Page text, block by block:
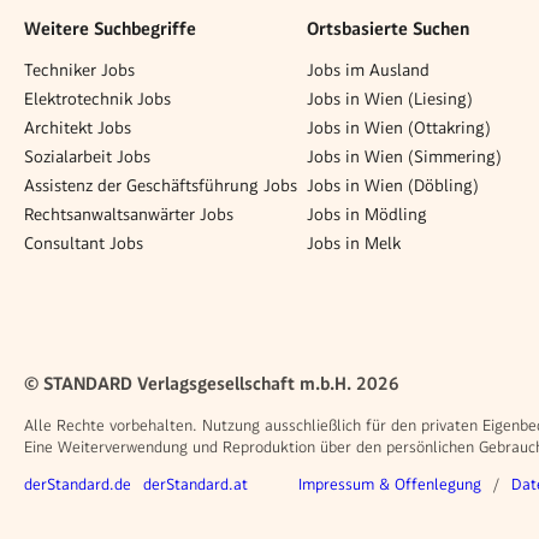
Weitere Suchbegriffe
Techniker Jobs
Elektrotechnik Jobs
Architekt Jobs
Sozialarbeit Jobs
Assistenz der Geschäftsführung Jobs
Rechtsanwaltsanwärter Jobs
Consultant Jobs
Ortsbasierte Suchen
Jobs im Ausland
Jobs in Wien (Liesing)
Jobs in Wien (Ottakring)
Jobs in Wien (Simmering)
Jobs in Wien (Döbling)
Jobs in Mödling
Jobs in Melk
© STANDARD Verlagsgesellschaft m.b.H. 2026
Alle Rechte vorbehalten. Nutzung ausschließlich für den privaten
Eine Weiterverwendung und Reproduktion über den persönlichen
Weitere Angebote
derStandard.de derStandard.at Rechtliches
Impressum & Offenlegung